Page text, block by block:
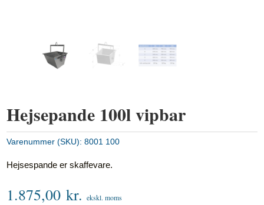
Hejsepande 100l vipbar
Varenummer (SKU):8001 100
Hejsespande er skaffevare.
1.875,00kr. ekskl. moms